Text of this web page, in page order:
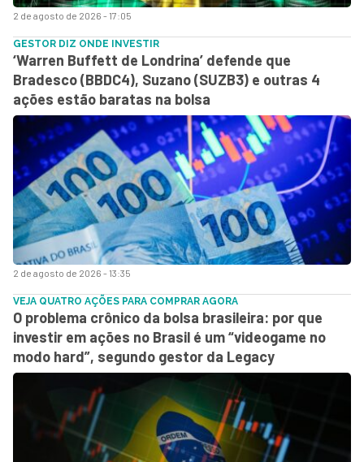
2 de agosto de 2026 - 17:05
2 de agosto de 2026 - 13:35
GESTOR DIZ ONDE INVESTIR
‘Warren Buffett de Londrina’ defende que
Bradesco (BBDC4), Suzano (SUZB3) e outras 4
ações estão baratas na bolsa
VEJA QUATRO AÇÕES PARA COMPRAR AGORA
O problema crônico da bolsa brasileira: por que
investir em ações no Brasil é um “videogame no
modo hard”, segundo gestor da Legacy